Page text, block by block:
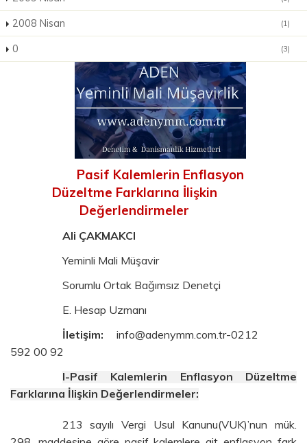
2008 Nisan (1)
0 (3)
Pasif Kalemlerin Enflasyon
Düzeltme Farklarına İlişkin
Değerlendirmeler
Ali ÇAKMAKCI
Yeminli Mali Müşavir
Sorumlu Ortak Bağımsız Denetçi
E. Hesap Uzmanı
İletişim: info@adenymm.com.tr-0212
592 00 92
I-Pasif Kalemlerin Enflasyon Düzeltme
Farklarına İlişkin Değerlendirmeler:
213 sayılı Vergi Usul Kanunu(VUK)’nun mük.